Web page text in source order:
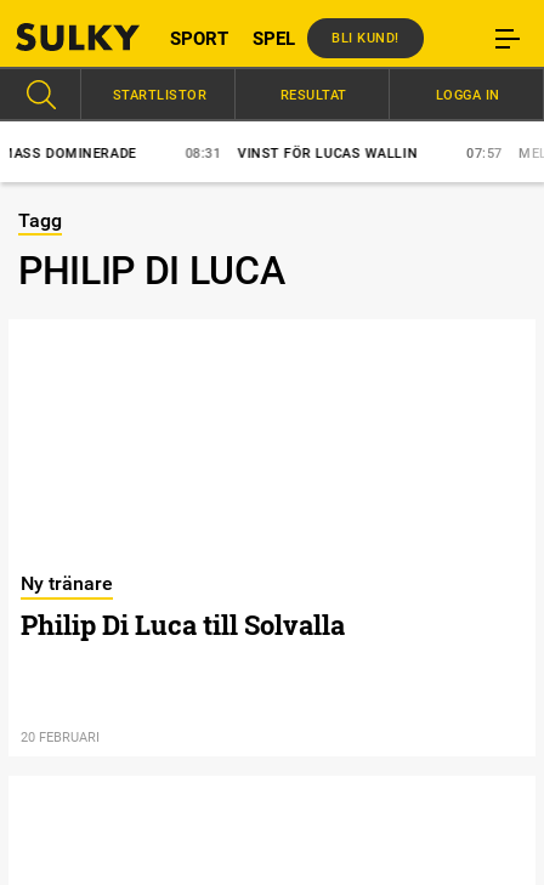
SPORT SPEL BLI KUND!
DOMINERADE 08:31 VINST FÖR LUCAS WALLIN 07:57
STARTLISTOR RESULTAT LOGGA IN
Tagg
PHILIP DI LUCA
Ny tränare
Philip Di Luca till Solvalla
20 FEBRUARI